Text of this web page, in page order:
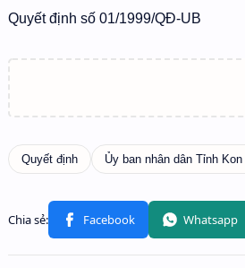
Quyết định số 01/1999/QĐ-UB